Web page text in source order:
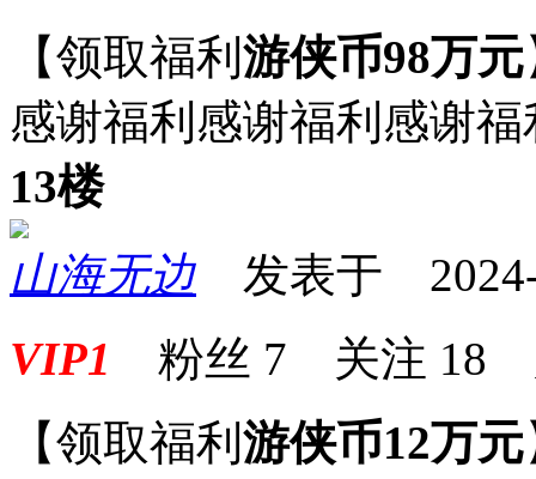
【领取福利 游侠币98万元
感谢福利感谢福利感谢福
13楼
山海无边 发表于 2024-
VIP1 粉丝 7 关注 18
【领取福利 游侠币12万元